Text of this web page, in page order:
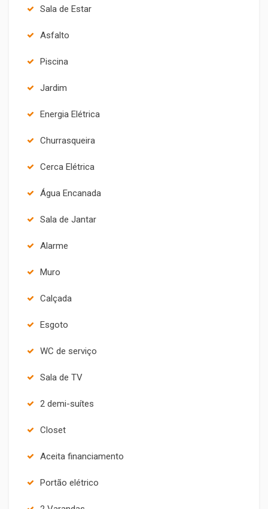
Sala de Estar
Asfalto
Piscina
Jardim
Energia Elétrica
Churrasqueira
Cerca Elétrica
Água Encanada
Sala de Jantar
Alarme
Muro
Calçada
Esgoto
WC de serviço
Sala de TV
2 demi-suítes
Closet
Aceita financiamento
Portão elétrico